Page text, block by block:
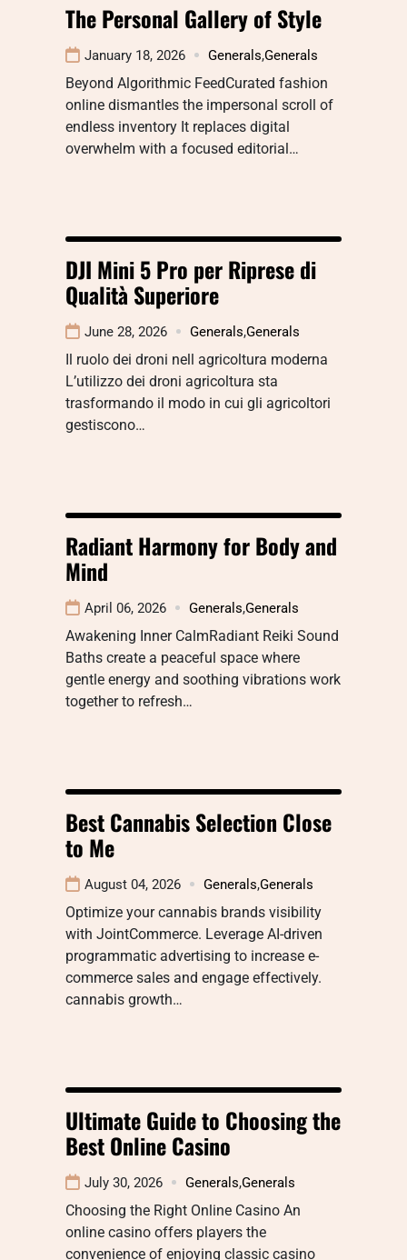
The Personal Gallery of Style
January 18, 2026 Generals,Generals
Beyond Algorithmic FeedCurated fashion
online dismantles the impersonal scroll of
endless inventory It replaces digital
overwhelm with a focused editorial…
DJI Mini 5 Pro per Riprese di
Qualità Superiore
June 28, 2026 Generals,Generals
Il ruolo dei droni nell agricoltura moderna
L’utilizzo dei droni agricoltura sta
trasformando il modo in cui gli agricoltori
gestiscono…
Radiant Harmony for Body and
Mind
April 06, 2026 Generals,Generals
Awakening Inner CalmRadiant Reiki Sound
Baths create a peaceful space where
gentle energy and soothing vibrations work
together to refresh…
Best Cannabis Selection Close
to Me
August 04, 2026 Generals,Generals
Optimize your cannabis brands visibility
with JointCommerce. Leverage AI-driven
programmatic advertising to increase e-
commerce sales and engage effectively.
cannabis growth…
Ultimate Guide to Choosing the
Best Online Casino
July 30, 2026 Generals,Generals
Choosing the Right Online Casino An
online casino offers players the
convenience of enjoying classic casino